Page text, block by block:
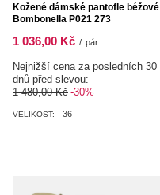
Kožené dámské pantofle béžové
Bombonella P021 273
1 036,00 Kč / pár
Nejnižší cena za posledních 30
dnů před slevou:
1 480,00 Kč -30%
VELIKOST: 36